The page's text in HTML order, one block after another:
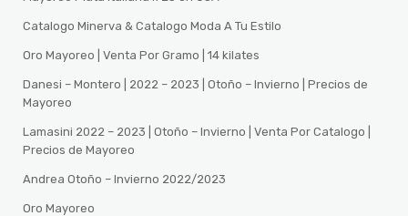
Catalogo Minerva & Catalogo Moda A Tu Estilo
Oro Mayoreo | Venta Por Gramo | 14 kilates
Danesi – Montero | 2022 – 2023 | Otoño – Invierno | Precios de
Mayoreo
Lamasini 2022 – 2023 | Otoño – Invierno | Venta Por Catalogo |
Precios de Mayoreo
Andrea Otoño – Invierno 2022/2023
Oro Mayoreo